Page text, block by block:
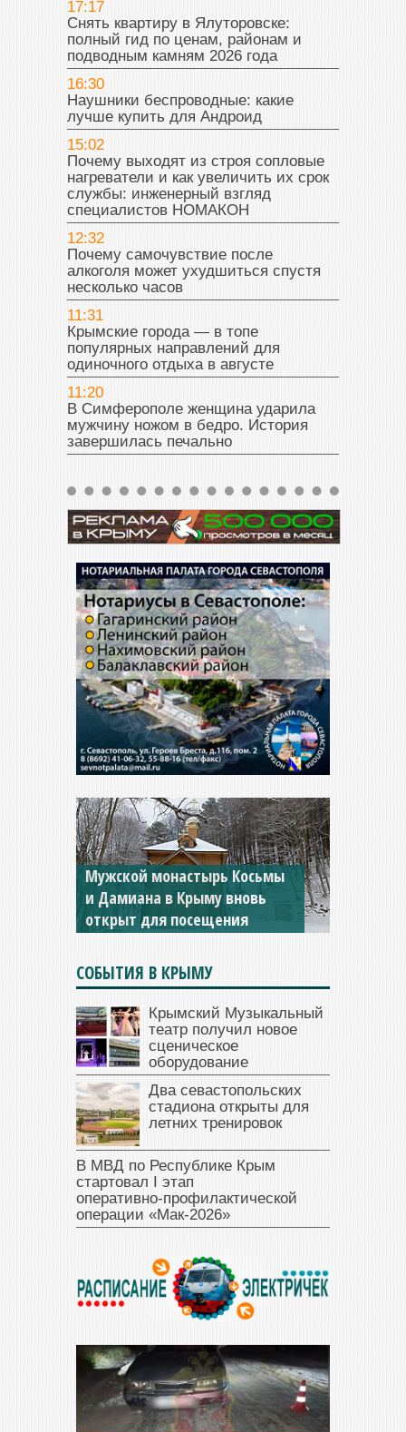
17:17
Снять квартиру в Ялуторовске:
полный гид по ценам, районам и
подводным камням 2026 года
16:30
Наушники беспроводные: какие
лучше купить для Андроид
15:02
Почему выходят из строя сопловые
нагреватели и как увеличить их срок
службы: инженерный взгляд
специалистов НОМАКОН
12:32
Почему самочувствие после
алкоголя может ухудшиться спустя
несколько часов
11:31
Крымские города — в топе
популярных направлений для
одиночного отдыха в августе
11:20
В Симферополе женщина ударила
мужчину ножом в бедро. История
завершилась печально
Мужской монастырь Косьмы
и Дамиана в Крыму вновь
открыт для посещения
СОБЫТИЯ В КРЫМУ
Крымский Музыкальный
театр получил новое
сценическое
оборудование
Два севастопольских
стадиона открыты для
летних тренировок
В МВД по Республике Крым
стартовал I этап
оперативно‑профилактической
операции «Мак‑2026»